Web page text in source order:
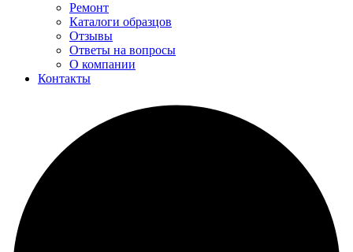
Ремонт
Каталоги образцов
Отзывы
Ответы на вопросы
О компании
Контакты